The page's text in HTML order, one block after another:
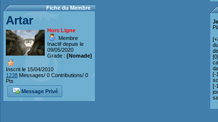
Fiche du Membre
Artar
Hors Ligne
Membre
Inactif depuis le
09/05/2020
Grade : [Nomade]
Inscrit le 15/04/2010
1238 Messages/ 0 Contributions/ 0
Pts
Message Privé
[-
[-